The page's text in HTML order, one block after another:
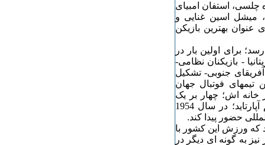
استفان امبیای
میشل اسین غنایی و
عنوان بهترین بازیکن
برای اولین بار در
- بازیکنان نظامی-
جنوبی- تشکیل
تیمهای فوتبال جهان
خانه اش؛ چهار بر یک
شکست دهد. متاسفانه ورزش این کشور به خاطر وجود رژیم آپارتاید؛ در سال 1954
حضور پیدا کند.
که ورزش این کشور با
به گونه ای دیگر در